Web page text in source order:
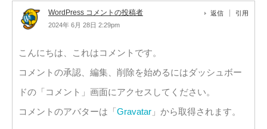
WordPress コメントの投稿者
2024年 6月 28日 2:29pm
返信 引用
こんにちは、これはコメントです。
コメントの承認、編集、削除を始めるにはダッシュボー
ドの「コメント」画面にアクセスしてください。
コメントのアバターは「Gravatar 」から取得されます。